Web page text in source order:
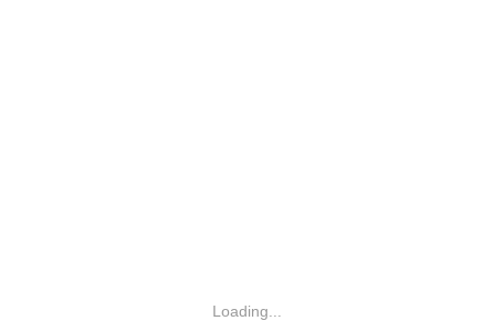
Loading...